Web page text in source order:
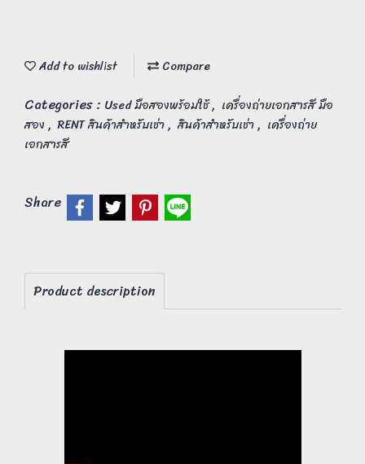
Add to wishlist Compare
Categories : Used มือสองพร้อมใช้, เครื่องถ่ายเอกสารสี มือ
สอง, RENT สินค้าสำหรับเช่า, สินค้าสำหรับเช่า, เครื่องถ่าย
เอกสารสี
Share
Product description